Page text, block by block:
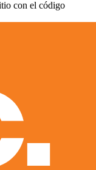
con el código